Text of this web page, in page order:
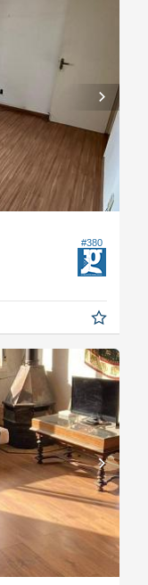
#380